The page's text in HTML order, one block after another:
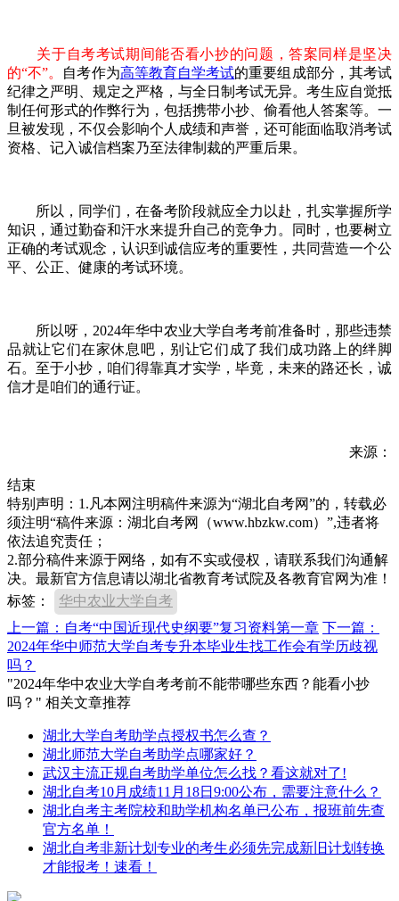
关于自考考试期间能否看小抄的问题，答案同样是坚决
的“不”。 自考作为高等教育自学考试的重要组成部分，其考试
纪律之严明、规定之严格，与全日制考试无异。考生应自觉抵
制任何形式的作弊行为，包括携带小抄、偷看他人答案等。一
旦被发现，不仅会影响个人成绩和声誉，还可能面临取消考试
资格、记入诚信档案乃至法律制裁的严重后果。
所以，同学们，在备考阶段就应全力以赴，扎实掌握所学
知识，通过勤奋和汗水来提升自己的竞争力。同时，也要树立
正确的考试观念，认识到诚信应考的重要性，共同营造一个公
平、公正、健康的考试环境。
所以呀，2024年华中农业大学自考考前准备时，那些违禁
品就让它们在家休息吧，别让它们成了我们成功路上的绊脚
石。至于小抄，咱们得靠真才实学，毕竟，未来的路还长，诚
信才是咱们的通行证。
来源：
结束
特别声明：1.凡本网注明稿件来源为“湖北自考网”的，转载必
须注明“稿件来源：湖北自考网（www.hbzkw.com）”,违者将
依法追究责任；
2.部分稿件来源于网络，如有不实或侵权，请联系我们沟通解
决。最新官方信息请以湖北省教育考试院及各教育官网为准！
标签：
华中农业大学自考
上一篇：自考“中国近现代史纲要”复习资料第一章 下一篇：
2024年华中师范大学自考专升本毕业生找工作会有学历歧视
吗？
"2024年华中农业大学自考考前不能带哪些东西？能看小抄
吗？" 相关文章推荐
湖北大学自考助学点授权书怎么查？
湖北师范大学自考助学点哪家好？
武汉主流正规自考助学单位怎么找？看这就对了!
湖北自考10月成绩11月18日9:00公布，需要注意什么？
湖北自考主考院校和助学机构名单已公布，报班前先查
官方名单！
湖北自考非新计划专业的考生必须先完成新旧计划转换
才能报考！速看！